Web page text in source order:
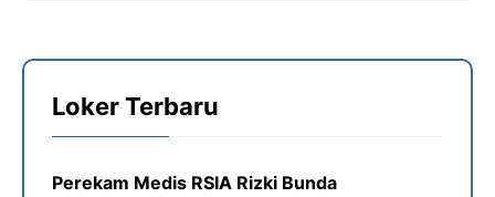
Loker Terbaru
Perekam Medis RSIA Rizki Bunda